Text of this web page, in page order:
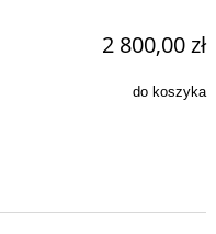
2 800,00 zł
do koszyka